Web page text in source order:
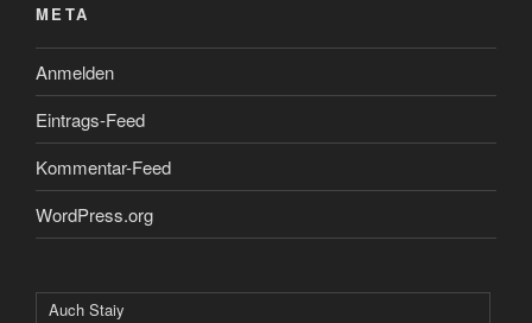
META
Anmelden
Eintrags-Feed
Kommentar-Feed
WordPress.org
Auch Staiy